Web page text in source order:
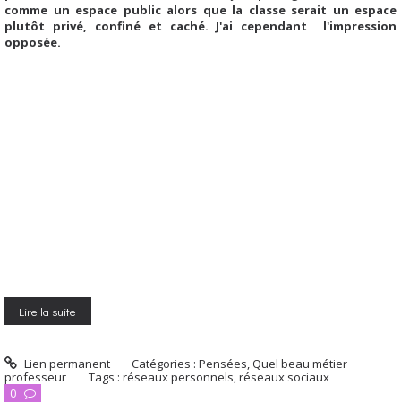
comme un espace public alors que la classe serait un espace
plutôt privé, confiné et caché. J'ai cependant l'impression
opposée.
Lire la suite
Lien permanent Catégories :Pensées,Quel beau métier
professeur
Tags : réseaux personnels,réseaux sociaux
0